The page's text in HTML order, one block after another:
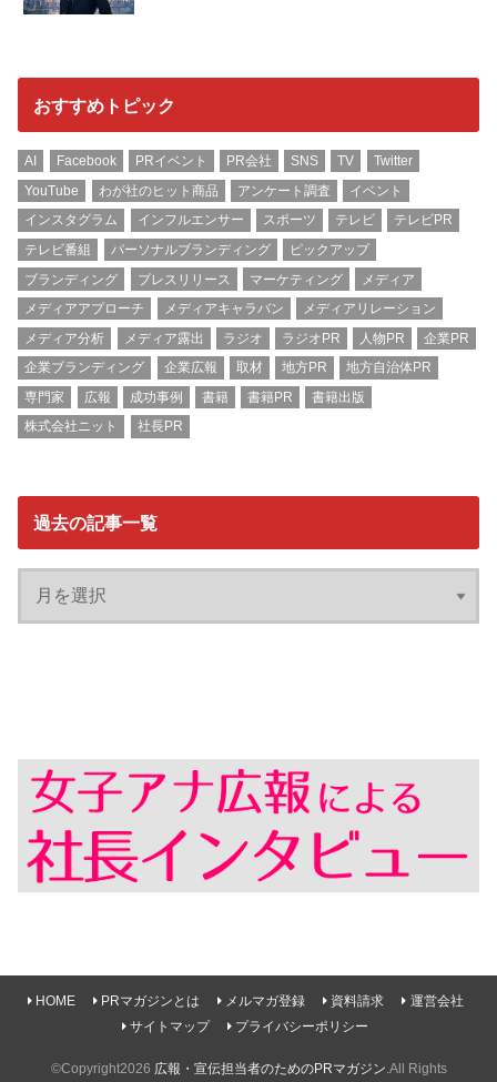
おすすめトピック
AI Facebook PRイベント PR会社 SNS TV
Twitter
YouTube
わが社のヒット商品 アンケート調査
イベント
インスタグラム
インフルエンサー スポーツ テレビ
テレビPR
テレビ番組
パーソナルブランディング
ピックアップ
ブランディング
プレスリリース マーケティング
メディア
メディアアプローチ
メディアキャラバン
メディアリレーション
メディア分析
メディア露出 ラジオ ラジオPR 人物PR
企業PR
企業ブランディング
企業広報 取材 地方PR
地方自治体PR
専門家
広報 成功事例 書籍 書籍PR
書籍出版
株式会社ニット
社長PR
過去の記事一覧
HOME PRマガジンとは メルマガ登録 資料請求
運営会社
サイトマップ
プライバシーポリシー
©Copyright2026 広報・宣伝担当者のためのPRマガジン .All Rights